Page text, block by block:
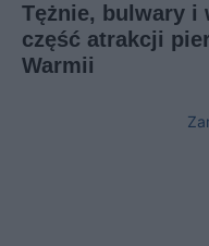
Tężnie, bulwary i
część atrakcji
Warmii